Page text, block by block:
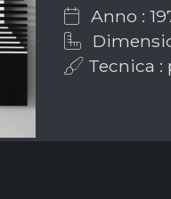
Anno :
Tecnica